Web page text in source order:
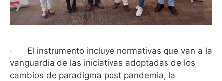
· El instrumento incluye normativas que van a la
vanguardia de las iniciativas adoptadas de los
cambios de paradigma post pandemia, la